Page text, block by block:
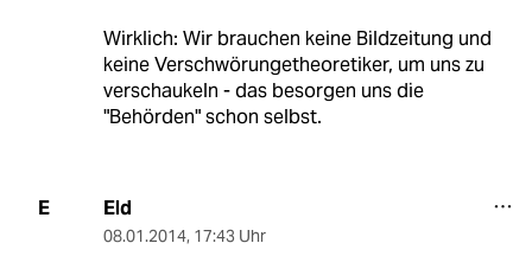
Wirklich: Wir brauchen keine Bildzeitung und
keine Verschwörungetheoretiker, um uns zu
verschaukeln - das besorgen uns die
"Behörden" schon selbst.
E Eld
08.01.2014, 17:43 Uhr